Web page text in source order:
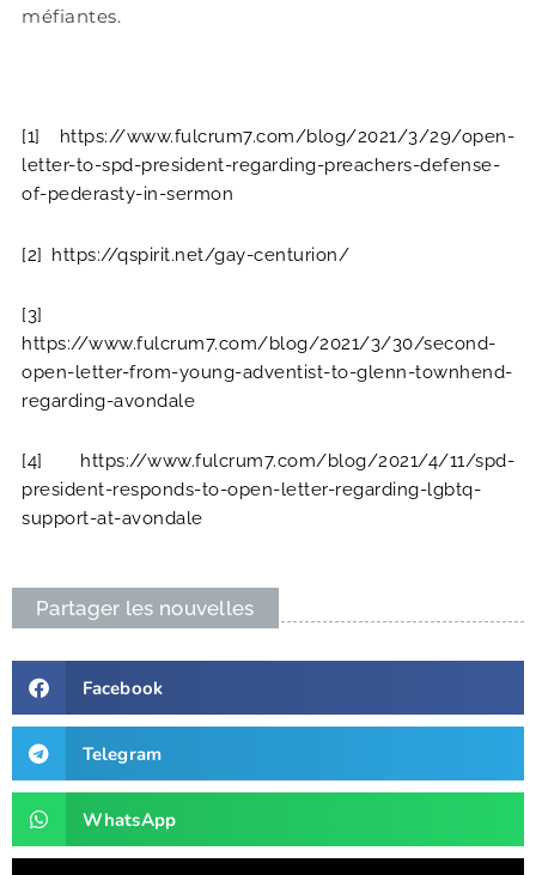
méfiantes.
[1]
https://www.fulcrum7.com/blog/2021/3/29/open-
letter-to-spd-president-regarding-preachers-defense-
of-pederasty-in-sermon
[2] https://qspirit.net/gay-centurion/
[3]
https://www.fulcrum7.com/blog/2021/3/30/second-
open-letter-from-young-adventist-to-glenn-townhend-
regarding-avondale
[4]
https://www.fulcrum7.com/blog/2021/4/11/spd-
president-responds-to-open-letter-regarding-lgbtq-
support-at-avondale
Partager les nouvelles
Facebook
Telegram
WhatsApp